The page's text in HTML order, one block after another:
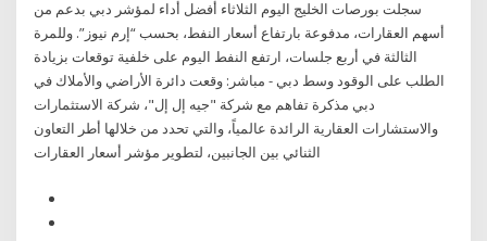
سجلت بورصات الخليج اليوم الثلاثاء أفضل أداء لمؤشر دبي بدعم من
أسهم العقارات، مدفوعة بارتفاع أسعار النفط، بحسب “إرم نيوز”. وللمرة
الثالثة في أربع جلسات، ارتفع النفط اليوم على خلفية توقعات بزيادة
الطلب على الوقود وسط دبي - مباشر: وقعت دائرة الأراضي والأملاك في
دبي مذكرة تفاهم مع شركة "جيه إل إل"، شركة الاستثمارات
والاستشارات العقارية الرائدة عالمياً، والتي تحدد من خلالها أطر التعاون
الثنائي بين الجانبين، لتطوير مؤشر أسعار العقارات